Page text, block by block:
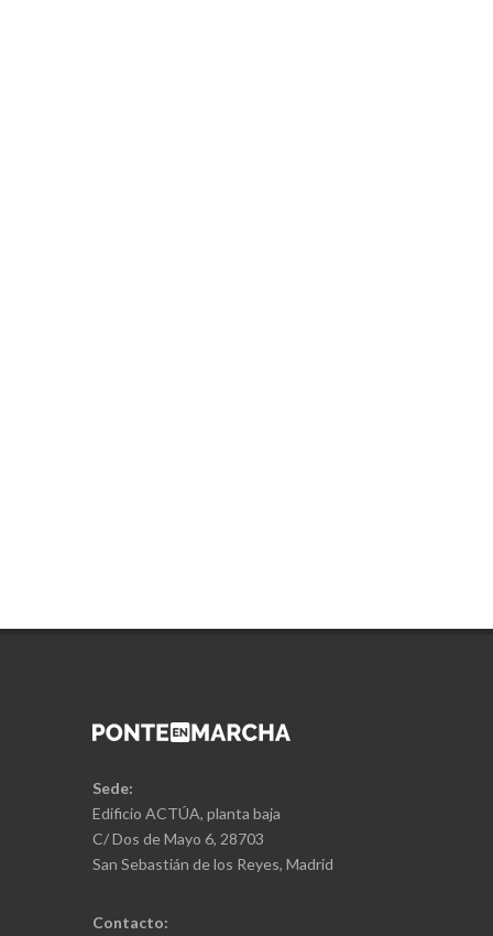
Sede:
Edificio ACTÚA, planta baja
C/ Dos de Mayo 6, 28703
San Sebastián de los Reyes, Madrid
Contacto: